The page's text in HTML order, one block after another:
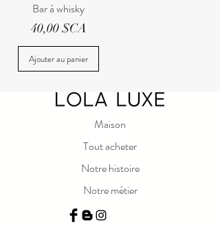
Bar à whisky
Prix
40,00 $CA
Ajouter au panier
Maison
Tout acheter
Notre histoire
Notre métier